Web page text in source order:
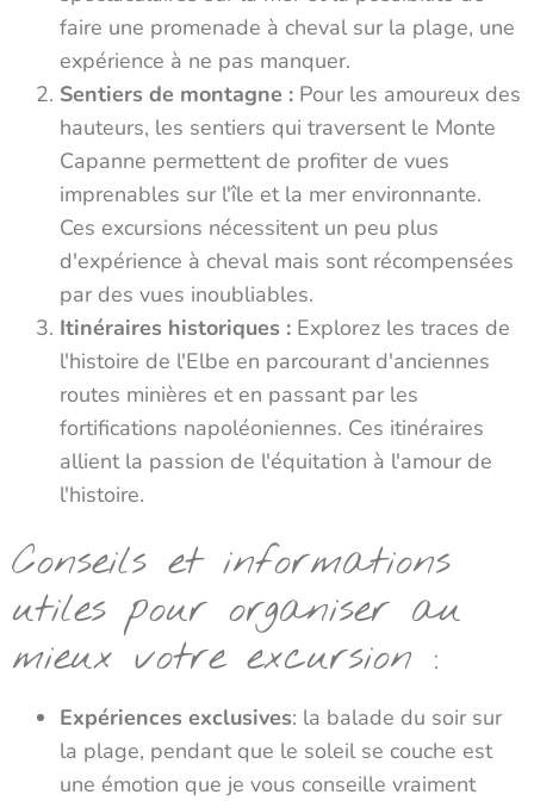
faire une promenade à cheval sur la plage, une
expérience à ne pas manquer.
Sentiers de montagne : Pour les amoureux des
hauteurs, les sentiers qui traversent le Monte
Capanne permettent de profiter de vues
imprenables sur l'île et la mer environnante.
Ces excursions nécessitent un peu plus
d'expérience à cheval mais sont récompensées
par des vues inoubliables.
Itinéraires historiques : Explorez les traces de
l'histoire de l'Elbe en parcourant d'anciennes
routes minières et en passant par les
fortifications napoléoniennes. Ces itinéraires
allient la passion de l'équitation à l'amour de
l'histoire.
Conseils et informations
utiles pour organiser au
mieux votre excursion :
Expériences exclusives: la balade du soir sur
la plage, pendant que le soleil se couche est
une émotion que je vous conseille vraiment